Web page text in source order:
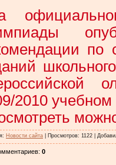
по
2010 учебном
: Новости сайта Просмотров: 1122 |
: 0